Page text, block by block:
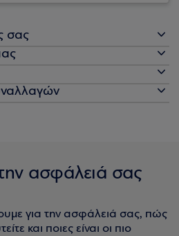
σας
ασφάλειά σας
για την ασφάλειά σας, πώς
και ποιες είναι οι πιο